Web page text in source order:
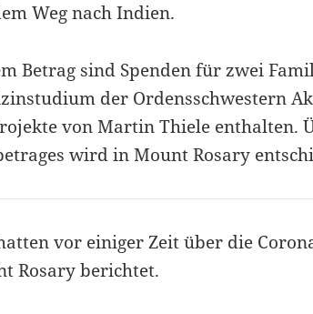
Weg nach Indien.
Betrag sind Spenden für zwei
der Ordensschwestern
von Martin Thiele enthalten.
wird in Mount Rosary
vor einiger Zeit über die
Rosary berichtet.